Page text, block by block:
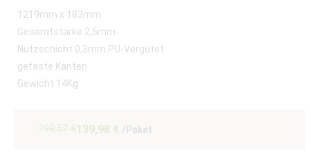
1219mm x 183mm
Gesamtstärke 2,5mm
Nutzschicht 0,3mm PU-Vergütet
gefaste Kanten
Gewicht 14Kg
199,57€139,98 € /Paket